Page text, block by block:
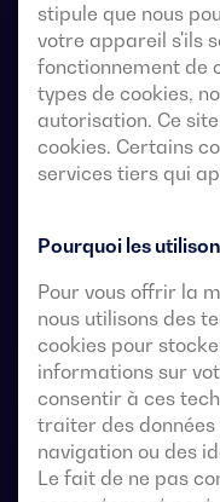
stipule que nous
votre appareil s'ils
fonctionnement de
types de cookies,
autorisation. Ce
cookies. Certains
services tiers qui
Pourquoi les
Pour vous offrir la
nous utilisons des
cookies pour
informations sur
consentir à ces
traiter des
navigation ou des
Le fait de ne pas
avec une coupure
permettent le
triphasées par
exempts de tension,
automatique
ou un interrupteur.
Ils sont conçus pour
d’alimentation à